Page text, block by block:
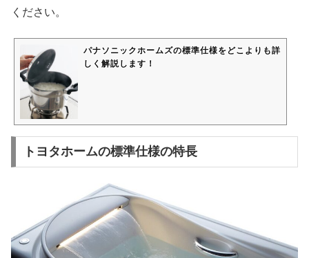
ください。
パナソニックホームズの標準仕様をどこよりも詳
しく解説します！
トヨタホームの標準仕様の特長